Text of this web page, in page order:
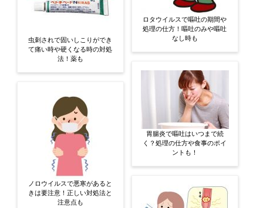
虫刺されで固いしこりができ
て痛い時や硬くなる時の対処
法！薬も
ノロウイルスで悪寒があると
きは要注意！正しい対処法と
注意点も
ロタウイルスで嘔吐の期間や
処理の仕方！嘔吐のみや嘔吐
なし時も
胃腸炎で嘔吐はいつまで続
く？処理の仕方や食事のポイ
ントも！